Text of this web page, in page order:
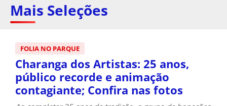
Mais Seleções
FOLIA NO PARQUE
Charanga dos Artistas: 25 anos,
público recorde e animação
contagiante; Confira nas fotos